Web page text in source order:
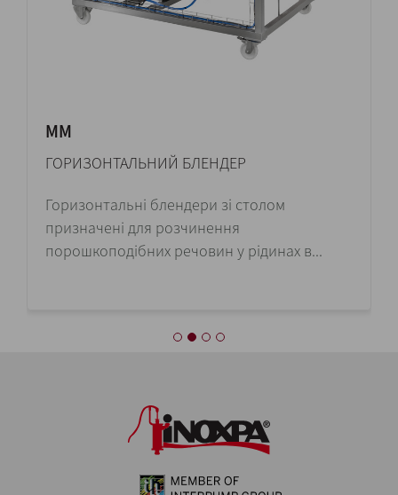
MM
ГОРИЗОНТАЛЬНИЙ БЛЕНДЕР
Горизонтальні блендери зі столом
призначені для розчинення
порошкоподібних речовин у рідинах в...